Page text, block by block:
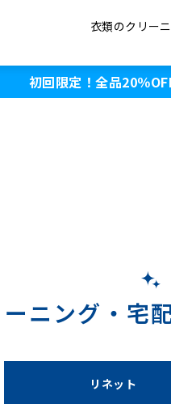
衣類のクリー
初回限定！全品20％
ニング・ 宅
リネット